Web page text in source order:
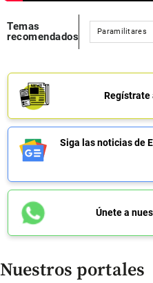
Temas
recomendados
Paramilitares
Regístrate
Siga las noticias de
Únete a
Nuestros portales